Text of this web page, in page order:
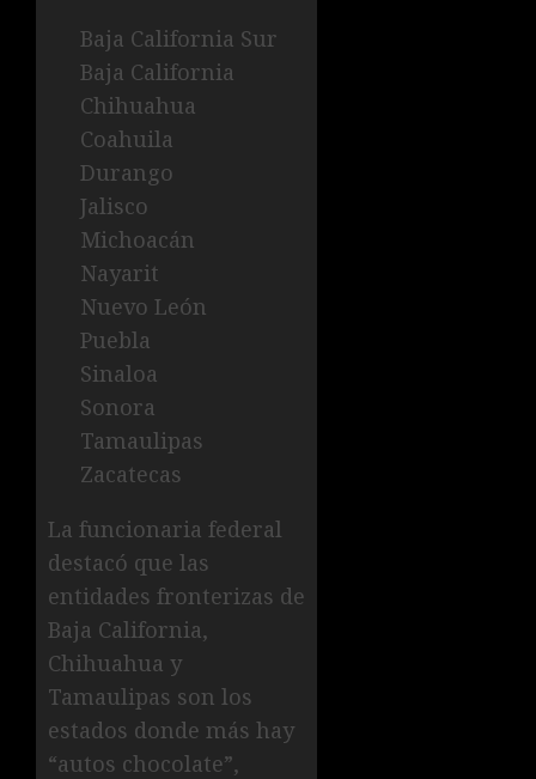
Baja California Sur
Baja California
Chihuahua
Coahuila
Durango
Jalisco
Michoacán
Nayarit
Nuevo León
Puebla
Sinaloa
Sonora
Tamaulipas
Zacatecas
La funcionaria federal
destacó que las
entidades fronterizas de
Baja California,
Chihuahua y
Tamaulipas son los
estados donde más hay
“autos chocolate”,